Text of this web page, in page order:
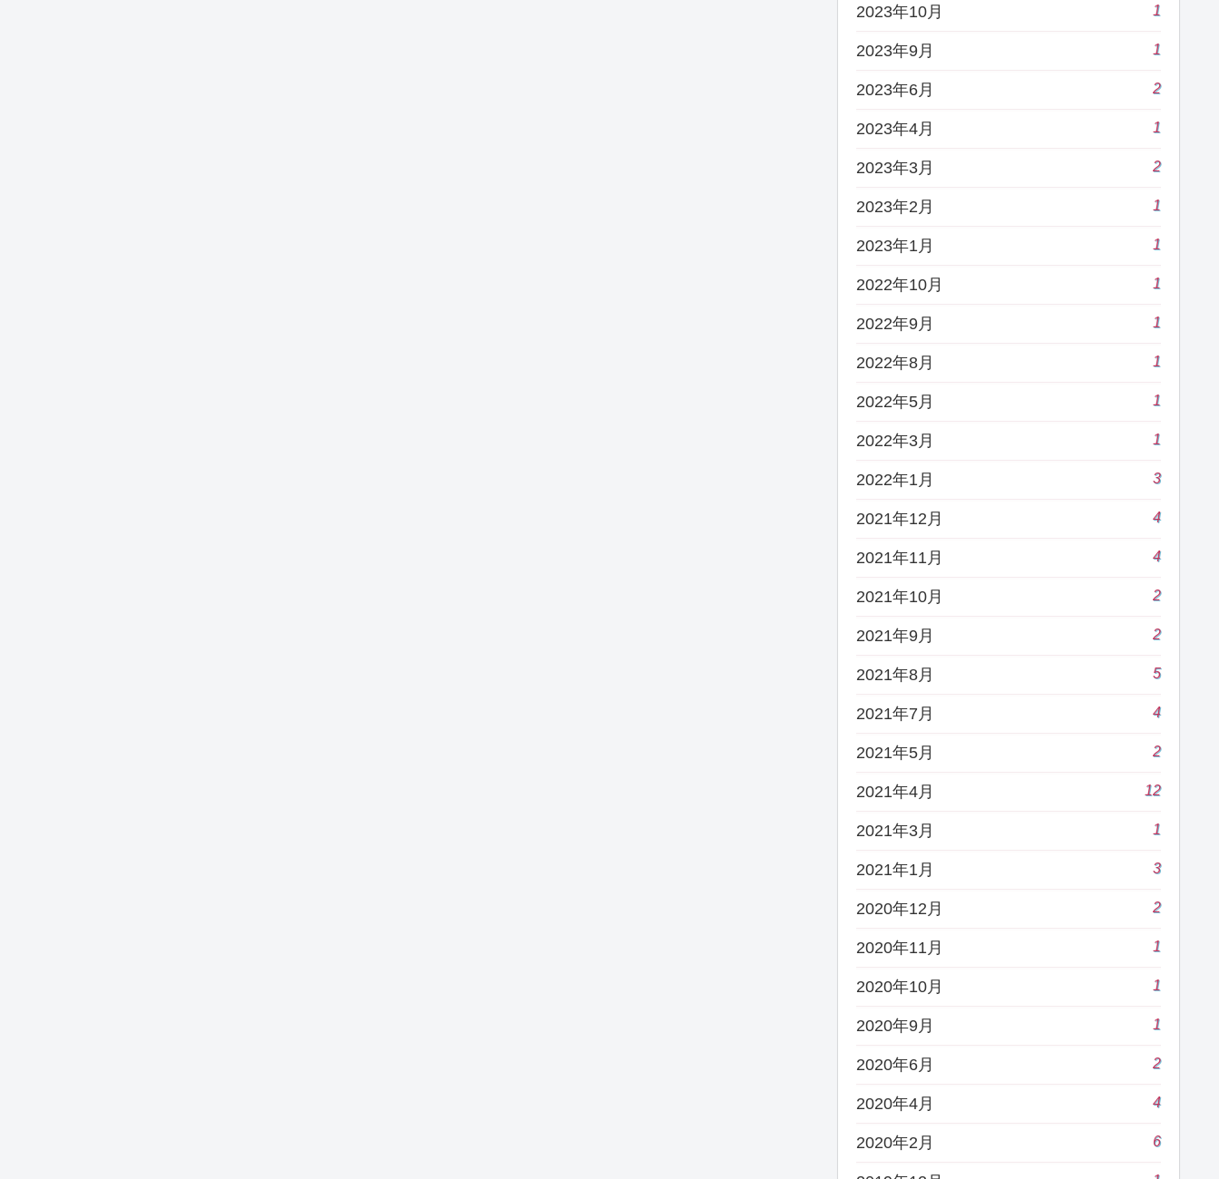
2023年10月 1
2023年9月 1
2023年6月 2
2023年4月 1
2023年3月 2
2023年2月 1
2023年1月 1
2022年10月 1
2022年9月 1
2022年8月 1
2022年5月 1
2022年3月 1
2022年1月 3
2021年12月 4
2021年11月 4
2021年10月 2
2021年9月 2
2021年8月 5
2021年7月 4
2021年5月 2
2021年4月 12
2021年3月 1
2021年1月 3
2020年12月 2
2020年11月 1
2020年10月 1
2020年9月 1
2020年6月 2
2020年4月 4
2020年2月 6